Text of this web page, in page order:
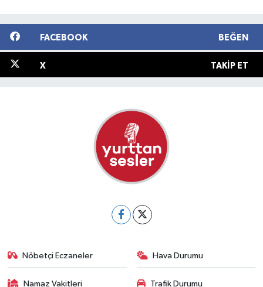
FACEBOOK BEĞEN
X TAKIP ET
Nöbetçi Eczaneler Hava Durumu
Namaz Vakitleri Trafik Durumu